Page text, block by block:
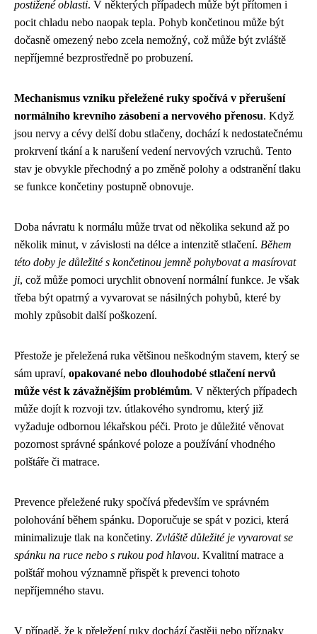
postižené oblasti. V některých případech může být přítomen i
pocit chladu nebo naopak tepla. Pohyb končetinou může být
dočasně omezený nebo zcela nemožný, což může být zvláště
nepříjemné bezprostředně po probuzení.
Mechanismus vzniku přeležené ruky spočívá v přerušení
normálního krevního zásobení a nervového přenosu. Když
jsou nervy a cévy delší dobu stlačeny, dochází k nedostatečnému
prokrvení tkání a k narušení vedení nervových vzruchů. Tento
stav je obvykle přechodný a po změně polohy a odstranění tlaku
se funkce končetiny postupně obnovuje.
Doba návratu k normálu může trvat od několika sekund až po
několik minut, v závislosti na délce a intenzitě stlačení. Během
této doby je důležité s končetinou jemně pohybovat a masírovat
ji, což může pomoci urychlit obnovení normální funkce. Je však
třeba být opatrný a vyvarovat se násilných pohybů, které by
mohly způsobit další poškození.
Přestože je přeležená ruka většinou neškodným stavem, který se
sám upraví, opakované nebo dlouhodobé stlačení nervů
může vést k závažnějším problémům. V některých případech
může dojít k rozvoji tzv. útlakového syndromu, který již
vyžaduje odbornou lékařskou péči. Proto je důležité věnovat
pozornost správné spánkové poloze a používání vhodného
polštáře či matrace.
Prevence přeležené ruky spočívá především ve správném
polohování během spánku. Doporučuje se spát v pozici, která
minimalizuje tlak na končetiny. Zvláště důležité je vyvarovat se
spánku na ruce nebo s rukou pod hlavou. Kvalitní matrace a
polštář mohou významně přispět k prevenci tohoto
nepříjemného stavu.
V případě, že k přeležení ruky dochází častěji nebo příznaky